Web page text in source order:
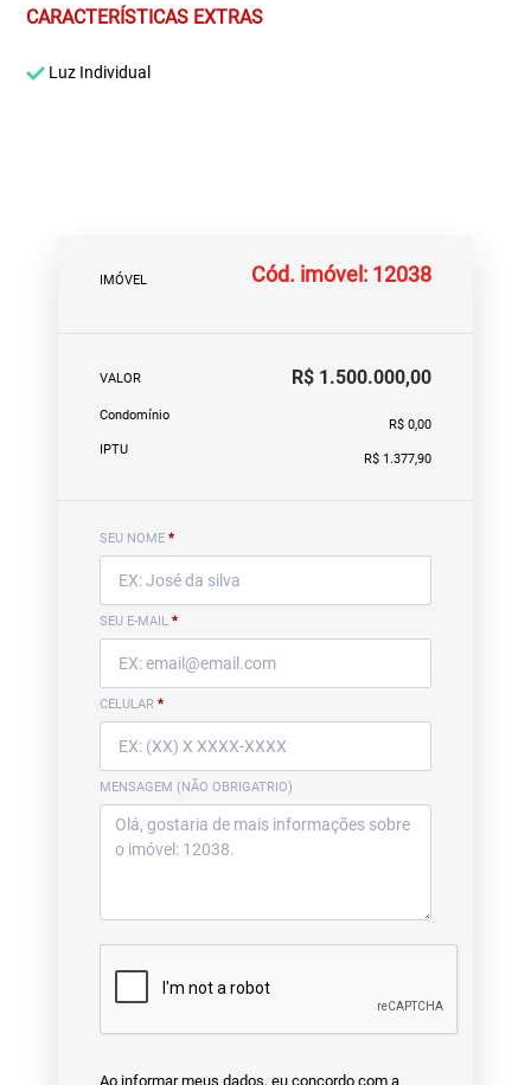
CARACTERÍSTICAS EXTRAS
Luz Individual
IMÓVEL Cód. imóvel: 12038
VALOR R$ 1.500.000,00
Condomínio
R$ 0,00
IPTU
R$ 1.377,90
SEU NOME *
SEU E-MAIL *
CELULAR *
MENSAGEM (NÃO OBRIGATRIO)
Ao informar meus dados, eu concordo com a